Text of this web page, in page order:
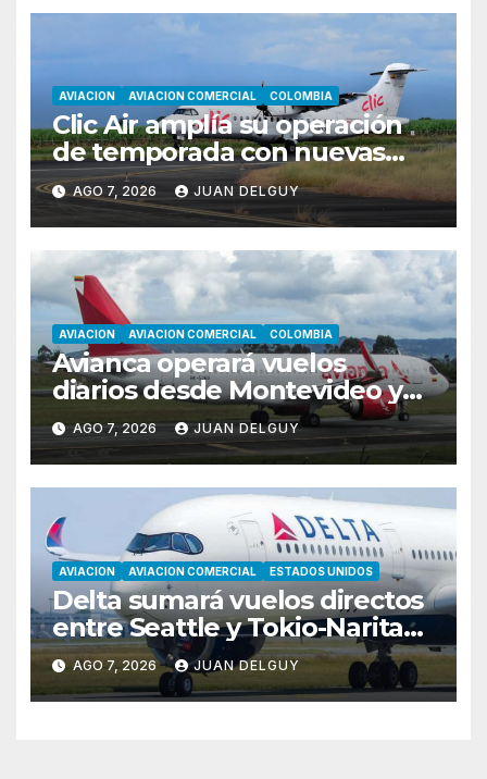
AVIACION AVIACION COMERCIAL COLOMBIA
Clic Air amplía su operación
de temporada con nuevas
rutas hacia Cartagena y Tolú
AGO 7, 2026 JUAN DELGUY
AVIACION AVIACION COMERCIAL COLOMBIA
Avianca operará vuelos
diarios desde Montevideo y
Asunción hacia Bogotá
AGO 7, 2026 JUAN DELGUY
AVIACION AVIACION COMERCIAL ESTADOS UNIDOS
Delta sumará vuelos directos
entre Seattle y Tokio-Narita
desde marzo de 2027
AGO 7, 2026 JUAN DELGUY